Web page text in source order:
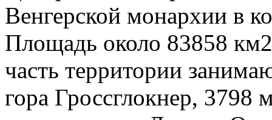
Венгерской монархии в
Площадь около 83858
часть территории
гора Гроссглокнер, 3798